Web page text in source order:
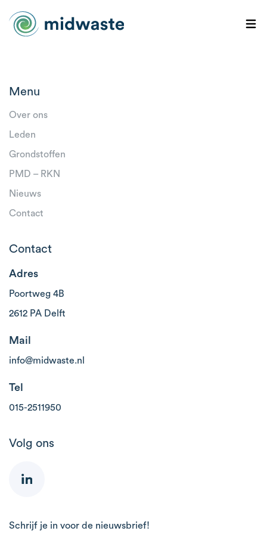
Menu
Over ons
Leden
Grondstoffen
PMD – RKN
Nieuws
Contact
Contact
Adres
Poortweg 4B
2612 PA Delft
Mail
info@midwaste.nl
Tel
015-2511950
Volg ons
Schrijf je in voor de nieuwsbrief!